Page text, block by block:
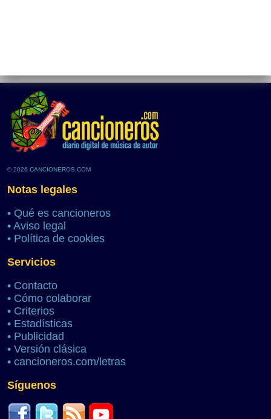
© 2026 CANCIONEROS.COM
Notas legales
• Qué es cancioneros
• Aviso legal
• Política de cookies
Servicios
• Contacto
• Cómo colaborar
• Criterios
• Estadísticas
• Publicidad
• Versión clásica
• cancioneros.com/letras
Síguenos